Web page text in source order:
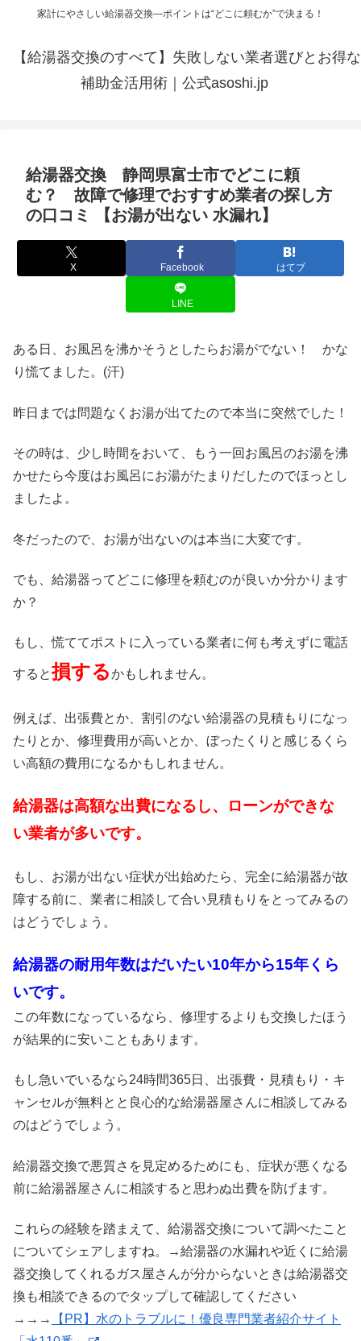
家計にやさしい給湯器交換—ポイントは“どこに頼むか”で決まる！
【給湯器交換のすべて】失敗しない業者選びとお得な
補助金活用術｜公式asoshi.jp
給湯器交換 静岡県富士市でどこに頼
む？ 故障で修理でおすすめ業者の探し方
の口コミ 【お湯が出ない 水漏れ】
X Facebook はてブ
LINE
ある日、お風呂を沸かそうとしたらお湯がでない！ かな
り慌てました。(汗)
昨日までは問題なくお湯が出てたので本当に突然でした！
その時は、少し時間をおいて、もう一回お風呂のお湯を沸
かせたら今度はお風呂にお湯がたまりだしたのでほっとし
ましたよ。
冬だったので、お湯が出ないのは本当に大変です。
でも、給湯器ってどこに修理を頼むのが良いか分かります
か？
もし、慌ててポストに入っている業者に何も考えずに電話
すると損するかもしれません。
例えば、出張費とか、割引のない給湯器の見積もりになっ
たりとか、修理費用が高いとか、ぼったくりと感じるくら
い高額の費用になるかもしれません。
給湯器は高額な出費になるし、ローンができな
い業者が多いです。
もし、お湯が出ない症状が出始めたら、完全に給湯器が故
障する前に、業者に相談して合い見積もりをとってみるの
はどうでしょう。
給湯器の耐用年数はだいたい10年から15年くら
いです。
この年数になっているなら、修理するよりも交換したほう
が結果的に安いこともあります。
もし急いでいるなら24時間365日、出張費・見積もり・キ
ャンセルが無料とと良心的な給湯器屋さんに相談してみる
のはどうでしょう。
給湯器交換で悪質さを見定めるためにも、症状が悪くなる
前に給湯器屋さんに相談すると思わぬ出費を防げます。
これらの経験を踏まえて、給湯器交換について調べたこと
についてシェアしますね。→給湯器の水漏れや近くに給湯
器交換してくれるガス屋さんが分からないときは給湯器交
換も相談できるのでタップして確認してください
→→→
【PR】水のトラブルに！優良専門業者紹介サイト